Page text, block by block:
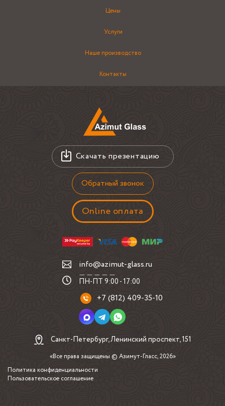
Цены
Услуги
Наше производство
Контакты
Скачать презентацию
Обратный звонок
Online оплата
info@azimut-glass.ru
ПН-ПТ 9:00 - 17:00
+7 (812) 409-35-10
Санкт-Петербург, Ленинский проспект, 151
«Все права защищены © Азимут-Гласс, 2026»
Политика конфиденциальности
Пользовательское соглашение